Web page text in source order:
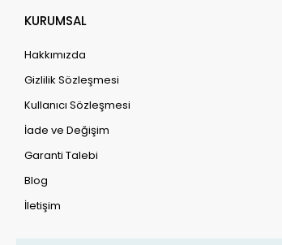
KURUMSAL
Hakkımızda
Gizlilik Sözleşmesi
Kullanıcı Sözleşmesi
İade ve Değişim
Garanti Talebi
Blog
İletişim